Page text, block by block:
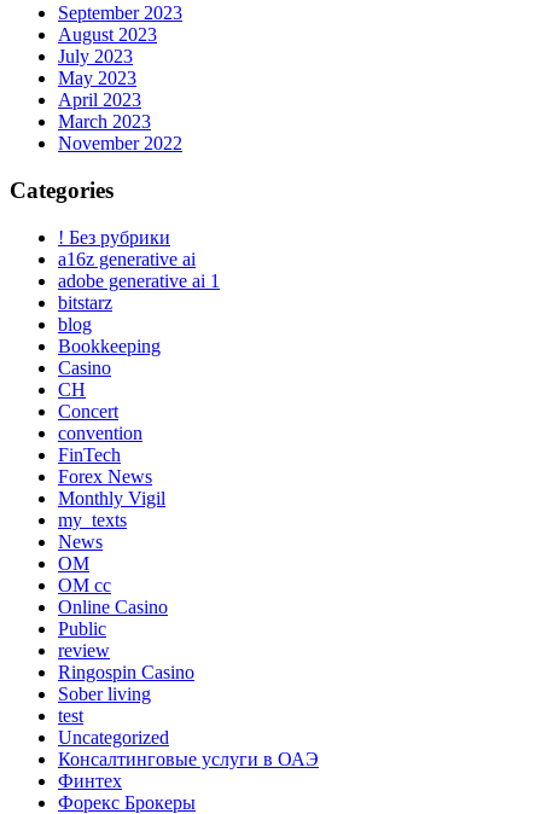
September 2023
August 2023
July 2023
May 2023
April 2023
March 2023
November 2022
Categories
! Без рубрики
a16z generative ai
adobe generative ai 1
bitstarz
blog
Bookkeeping
Casino
CH
Concert
convention
FinTech
Forex News
Monthly Vigil
my_texts
News
OM
OM cc
Online Casino
Public
review
Ringospin Casino
Sober living
test
Uncategorized
Консалтинговые услуги в ОАЭ
Финтех
Форекс Брокеры